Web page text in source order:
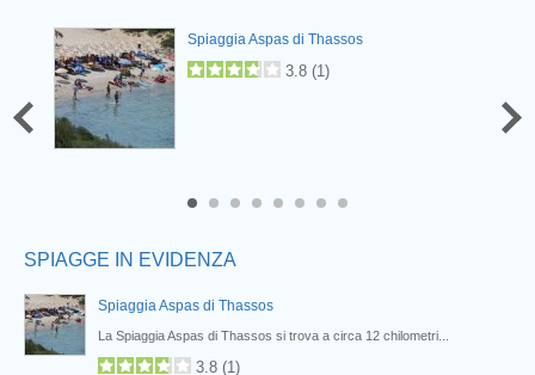
Spiaggia Aspas di Thassos
3.8 (1)
SPIAGGE IN EVIDENZA
Spiaggia Aspas di Thassos
La Spiaggia Aspas di Thassos si trova a circa 12 chilometri...
3.8 (1)